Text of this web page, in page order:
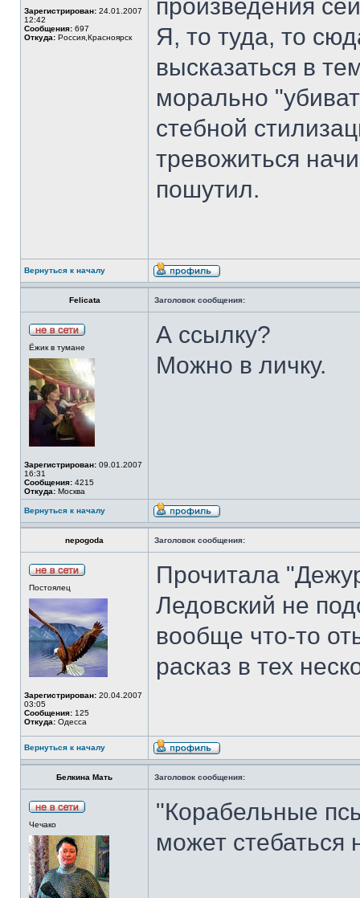
Зарегистрирован: 24.01.2007
12:42
Сообщения: 697
Откуда: Россия,Красноярск
произведения
Я, то туда, то
высказаться в
морально
стебной
тревожиться
пошутил.
Вернуться к началу
Felicata Заголовок сообщения:
Ёжик в тумане
Зарегистрирован: 09.01.2007
16:31
Сообщения: 4215
Откуда: Москва
А ссылку?
Можно в личку.
Вернуться к началу
nepogoda Заголовок сообщения:
Постоялец
Зарегистрирован: 20.04.2007
03:05
Сообщения: 125
Откуда: Одесса
Прочитала
Ледовский не
вообще что-то
расказ в тех
Вернуться к началу
Белкина Мать Заголовок сообщения:
Чечако
"Корабельные
может стебаться